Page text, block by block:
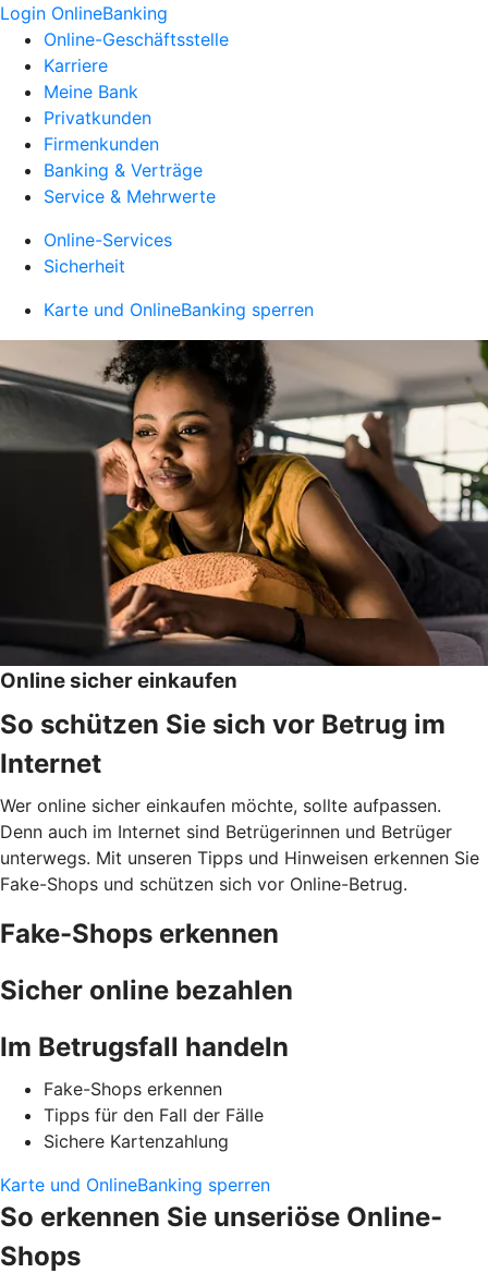
Login OnlineBanking
Online-Geschäftsstelle
Karriere
Meine Bank
Privatkunden
Firmenkunden
Banking & Verträge
Service & Mehrwerte
Online-Services
Sicherheit
Karte und OnlineBanking sperren
Online sicher einkaufen
So schützen Sie sich vor Betrug im
Internet
Wer online sicher einkaufen möchte, sollte aufpassen.
Denn auch im Internet sind Betrügerinnen und Betrüger
unterwegs. Mit unseren Tipps und Hinweisen erkennen Sie
Fake-Shops und schützen sich vor Online-Betrug.
Fake-Shops erkennen
Sicher online bezahlen
Im Betrugsfall handeln
Fake-Shops erkennen
Tipps für den Fall der Fälle
Sichere Kartenzahlung
Karte und OnlineBanking sperren
So erkennen Sie unseriöse Online-
Shops